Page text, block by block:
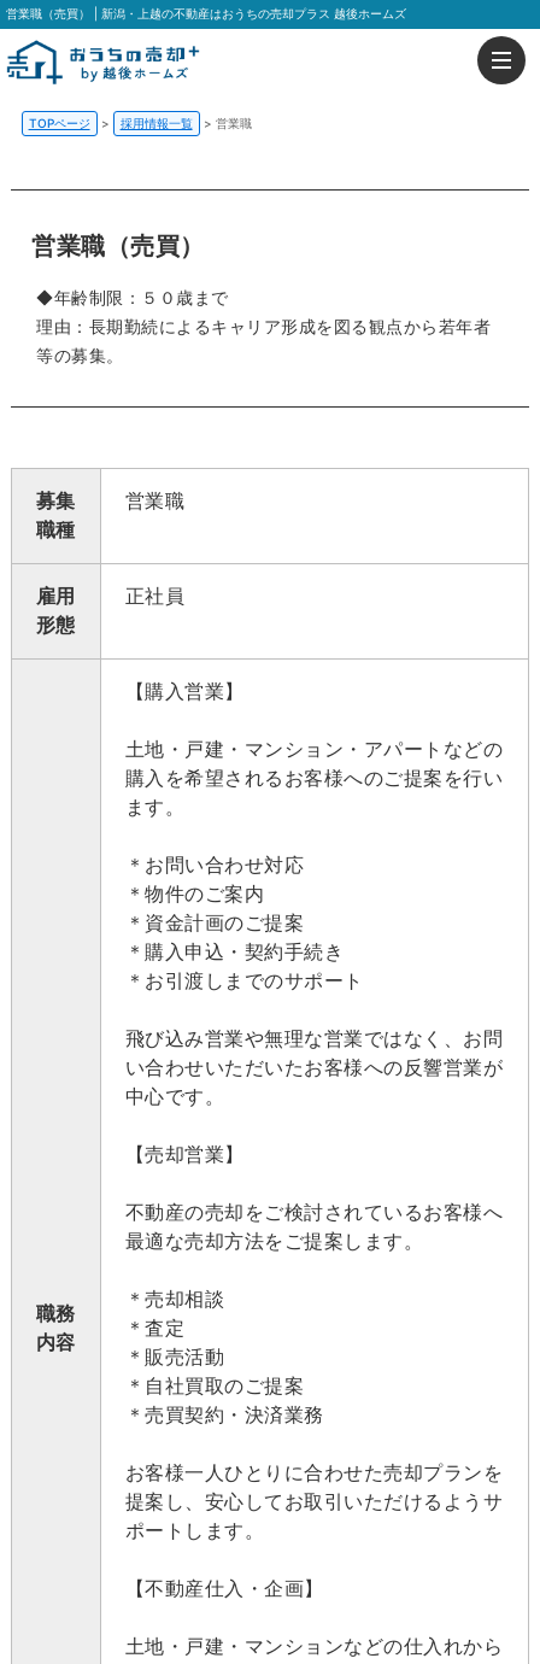
営業職（売買） | 新潟・上越の不動産はおうちの売却プラス 越後ホームズ
TOPページ > 採用情報一覧 > 営業職
営業職（売買）
◆年齢制限：５０歳まで
理由：長期勤続によるキャリア形成を図る観点から若年者
等の募集。
募集
職種
営業職
雇用
形態
正社員
職務
内容
【購入営業】
土地・戸建・マンション・アパートなどの
購入を希望されるお客様へのご提案を行い
ます。
＊お問い合わせ対応
＊物件のご案内
＊資金計画のご提案
＊購入申込・契約手続き
＊お引渡しまでのサポート
飛び込み営業や無理な営業ではなく、お問
い合わせいただいたお客様への反響営業が
中心です。
【売却営業】
不動産の売却をご検討されているお客様へ
最適な売却方法をご提案します。
＊売却相談
＊査定
＊販売活動
＊自社買取のご提案
＊売買契約・決済業務
お客様一人ひとりに合わせた売却プランを
提案し、安心してお取引いただけるようサ
ポートします。
【不動産仕入・企画】
土地・戸建・マンションなどの仕入れから